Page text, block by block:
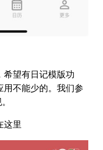
希望有日记模版功
用不能少的。我们参
这里